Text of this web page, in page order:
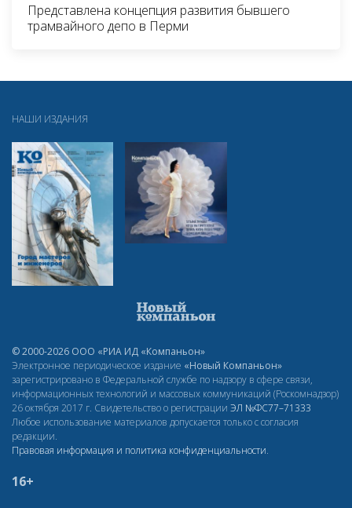
Представлена концепция развития бывшего
трамвайного депо в Перми
НАШИ ИЗДАНИЯ
© 2000-2026 ООО «РИА ИД «Компаньон»
Электронное периодическое издание «Новый Компаньон»
зарегистрировано в Федеральной службе по надзору в сфере связи,
информационных технологий и массовых коммуникаций (Роскомнадзор)
26 октября 2017 г. Свидетельство о регистрации ЭЛ №ФС77–71333
Любое использование материалов допускается только с согласия
редакции.
Правовая информация и политика конфиденциальности.
16+